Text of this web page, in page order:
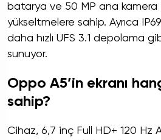
batarya ve 50 MP ana kamera
yükseltmelere sahip. Ayrıca
daha hızlı UFS 3.1 depolama
sunuyor.
Oppo A5’in ekranı
sahip?
Cihaz, 6,7 inç Full HD+ 120 Hz